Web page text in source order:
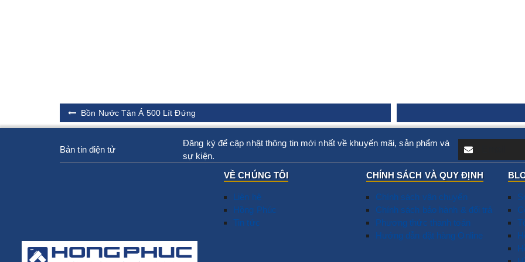
Bồn Nước Tân Á 500 Lít Đứng
Bản tin điện tử
Đăng ký để cập nhật thông tin mới nhất về khuyến mãi, sản phẩm và
sự kiện.
VỀ CHÚNG TÔI
Liên hệ
Hồng Phúc
Tin tức
CHÍNH SÁCH VÀ QUY ĐỊNH
Chính sách vận chuyển
Chính sách bảo hành & đổi trả
Phương thức thanh toán
Hướng dẫn đặt hàng Online